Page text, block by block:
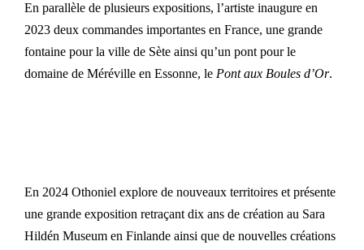
En parallèle de plusieurs expositions, l’artiste inaugure en
2023 deux commandes importantes en France, une grande
fontaine pour la ville de Sète ainsi qu’un pont pour le
domaine de Méréville en Essonne, le Pont aux Boules d’Or.
En 2024 Othoniel explore de nouveaux territoires et présente
une grande exposition retraçant dix ans de création au Sara
Hildén Museum en Finlande ainsi que de nouvelles créations